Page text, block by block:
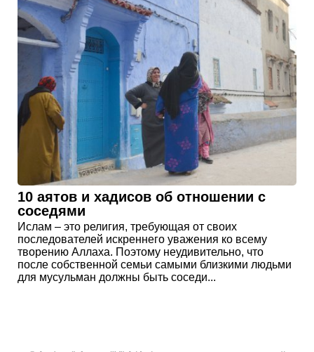
10 аятов и хадисов об отношении с
соседями
Ислам – это религия, требующая от своих
последователей искреннего уважения ко всему
творению Аллаха. Поэтому неудивительно, что
после собственной семьи самыми близкими людьми
для мусульман должны быть соседи...